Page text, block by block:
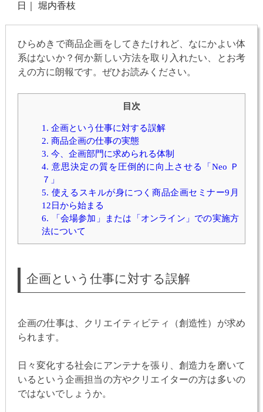
日
堀内香枝
ひらめきで商品企画をしてきたけれど、なにかよい体
系はないか？何か新しい方法を取り入れたい、とお考
えの方に朗報です。ぜひお読みください。
目次
1. 企画という仕事に対する誤解
2. 商品企画の仕事の実態
3. 今、企画部門に求められる体制
4. 意思決定の質を圧倒的に向上させる「Neo Ｐ
７」
5. 使えるスキルが身につく商品企画セミナー9月
12日から始まる
6. 「会場参加」または「オンライン」での実施方
法について
企画という仕事に対する誤解
企画の仕事は、クリエイティビティ（創造性）が求め
られます。
日々変化する社会にアンテナを張り、創造力を磨いて
いるという企画担当の方やクリエイターの方は多いの
ではないでしょうか。